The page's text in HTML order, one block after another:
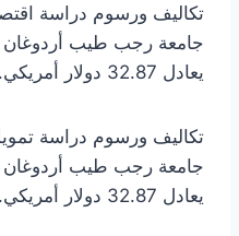
تكاليف ورسوم دراسة
يعادل 32.87 دولار أمريكي.
تكاليف ورسوم دراسة
يعادل 32.87 دولار أمريكي.